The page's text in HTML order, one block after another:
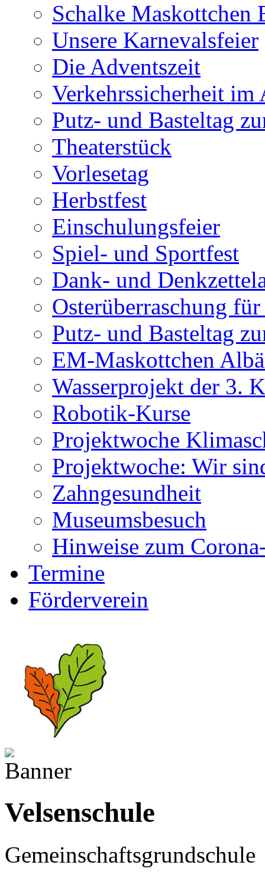
Schalke Maskottchen
Unsere Karnevalsfeier
Die Adventszeit
Verkehrssicherheit im
Putz- und Basteltag
Theaterstück
Vorlesetag
Herbstfest
Einschulungsfeier
Spiel- und Sportfest
Dank- und
Osterüberraschung
Putz- und Basteltag
EM-Maskottchen
Wasserprojekt der 3.
Robotik-Kurse
Projektwoche
Projektwoche: Wir
Zahngesundheit
Museumsbesuch
Hinweise zum
Termine
Förderverein
Velsenschule
Gemeinschaftsgrundschule